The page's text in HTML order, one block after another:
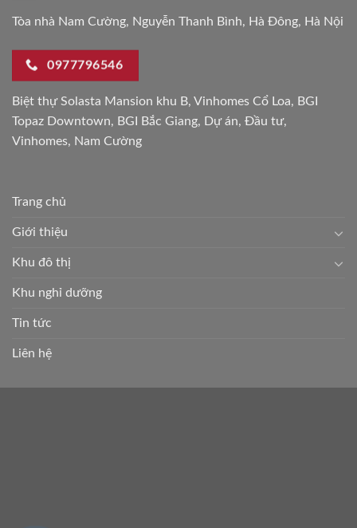
Tòa nhà Nam Cường, Nguyễn Thanh Bình, Hà Đông, Hà Nội
0977796546
Biệt thự Solasta Mansion khu B, Vinhomes Cổ Loa, BGI
Topaz Downtown, BGI Bắc Giang, Dự án, Đầu tư,
Vinhomes, Nam Cường
Trang chủ
Giới thiệu
Khu đô thị
Khu nghỉ dưỡng
Tin tức
Liên hệ